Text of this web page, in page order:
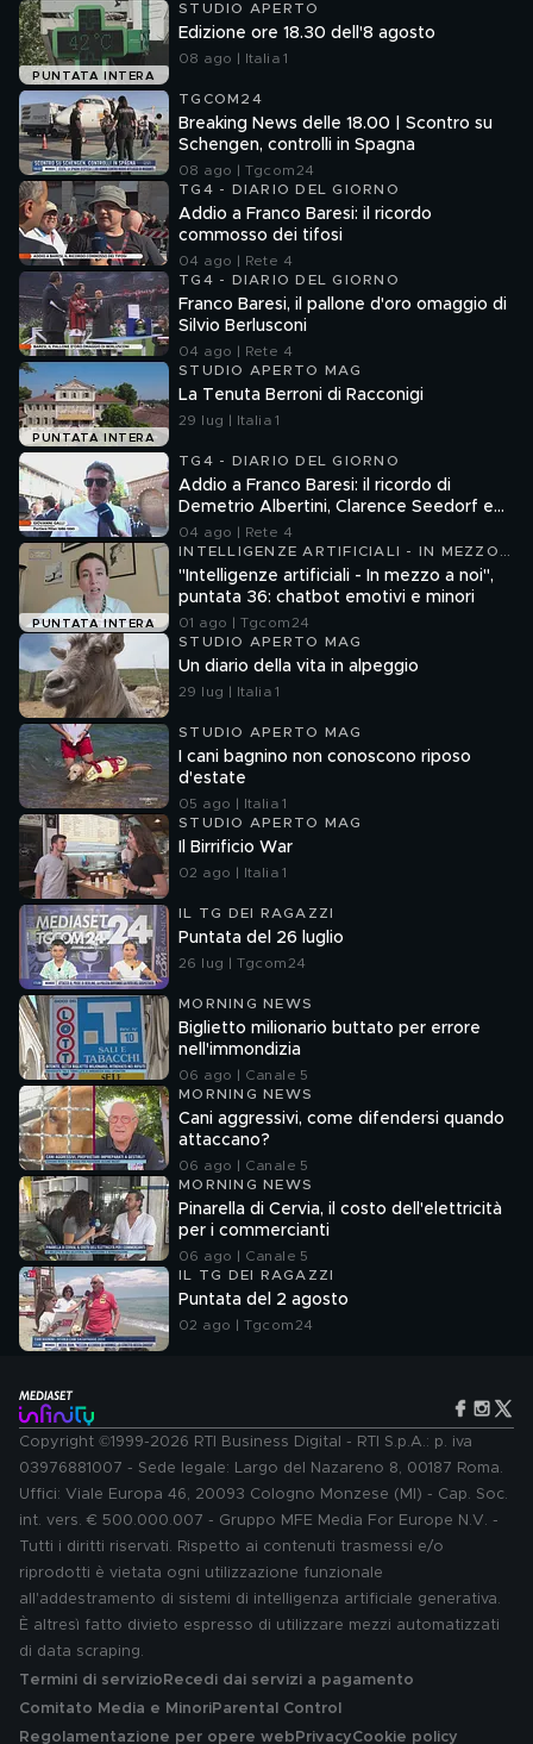
PUNTATA INTERA
STUDIO APERTO
Edizione ore 18.30 dell'8 agosto
08 ago | Italia 1
TGCOM24
Breaking News delle 18.00 | Scontro su
Schengen, controlli in Spagna
08 ago | Tgcom24
TG4 - DIARIO DEL GIORNO
Addio a Franco Baresi: il ricordo
commosso dei tifosi
04 ago | Rete 4
TG4 - DIARIO DEL GIORNO
Franco Baresi, il pallone d'oro omaggio di
Silvio Berlusconi
04 ago | Rete 4
PUNTATA INTERA
STUDIO APERTO MAG
La Tenuta Berroni di Racconigi
29 lug | Italia 1
TG4 - DIARIO DEL GIORNO
Addio a Franco Baresi: il ricordo di
Demetrio Albertini, Clarence Seedorf e
Giovanni Galli
04 ago | Rete 4
PUNTATA INTERA
INTELLIGENZE ARTIFICIALI - IN MEZZO
A NOI
"Intelligenze artificiali - In mezzo a noi",
puntata 36: chatbot emotivi e minori
01 ago | Tgcom24
STUDIO APERTO MAG
Un diario della vita in alpeggio
29 lug | Italia 1
STUDIO APERTO MAG
I cani bagnino non conoscono riposo
d'estate
05 ago | Italia 1
STUDIO APERTO MAG
Il Birrificio War
02 ago | Italia 1
IL TG DEI RAGAZZI
Puntata del 26 luglio
26 lug | Tgcom24
MORNING NEWS
Biglietto milionario buttato per errore
nell'immondizia
06 ago | Canale 5
MORNING NEWS
Cani aggressivi, come difendersi quando
attaccano?
06 ago | Canale 5
MORNING NEWS
Pinarella di Cervia, il costo dell'elettricità
per i commercianti
06 ago | Canale 5
IL TG DEI RAGAZZI
Puntata del 2 agosto
02 ago | Tgcom24
Copyright ©1999-2026 RTI Business Digital - RTI S.p.A.: p. iva
03976881007 - Sede legale: Largo del Nazareno 8, 00187 Roma.
Uffici: Viale Europa 46, 20093 Cologno Monzese (MI) - Cap. Soc.
int. vers. € 500.000.007 - Gruppo MFE Media For Europe N.V. -
Tutti i diritti riservati. Rispetto ai contenuti trasmessi e/o
riprodotti è vietata ogni utilizzazione funzionale
all'addestramento di sistemi di intelligenza artificiale generativa.
È altresì fatto divieto espresso di utilizzare mezzi automatizzati
di data scraping.
Termini di servizio Recedi dai servizi a pagamento
Comitato Media e MinoriParental Control
Regolamentazione per opere web PrivacyCookie policy